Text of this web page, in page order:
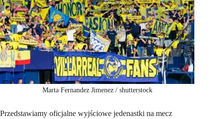
Marta Fernandez Jimenez / shutterstock
Przedstawiamy oficjalne wyjściowe jedenastki na mecz